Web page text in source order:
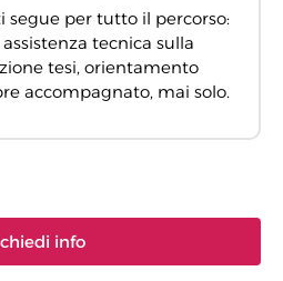
per tutto il percorso:
tecnica sulla
tesi, orientamento
accompagnato, mai solo.
info